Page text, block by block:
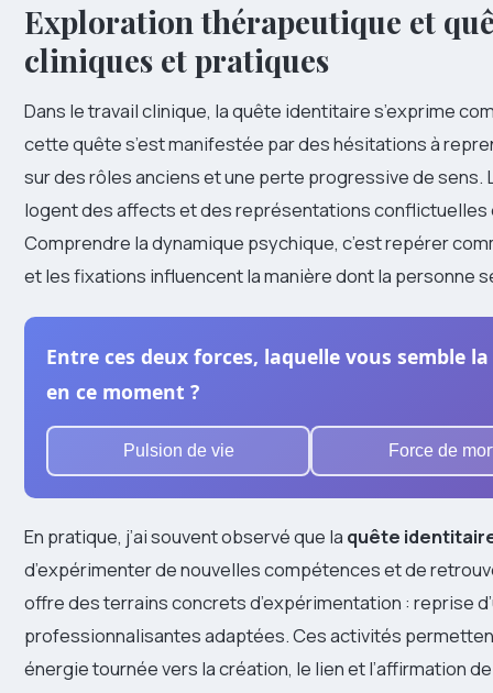
Exploration thérapeutique et
cliniques et pratiques
Dans le travail clinique, la quête identitaire s’exprime
cette quête s’est manifestée par des hésitations à
sur des rôles anciens et une perte progressive de sens.
logent des affects et des représentations
Comprendre la dynamique psychique, c’est repérer
et les fixations influencent la manière dont la personne
Entre ces deux forces, laquelle vous semble
en ce moment ?
Pulsion de vie Force de
En pratique, j’ai souvent observé que la quête
d’expérimenter de nouvelles compétences et de
offre des terrains concrets d’expérimentation : reprise
professionnalisantes adaptées. Ces activités
énergie tournée vers la création, le lien et l’affirmation